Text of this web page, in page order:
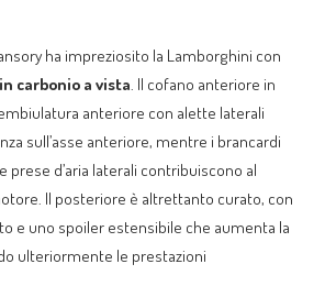
ha impreziosito la Lamborghini con
carbonio a vista . Il cofano anteriore in
anteriore con alette laterali
sull’asse anteriore, mentre i brancardi
prese d’aria laterali contribuiscono al
Il posteriore è altrettanto curato, con
e uno spoiler estensibile che aumenta la
ulteriormente le prestazioni